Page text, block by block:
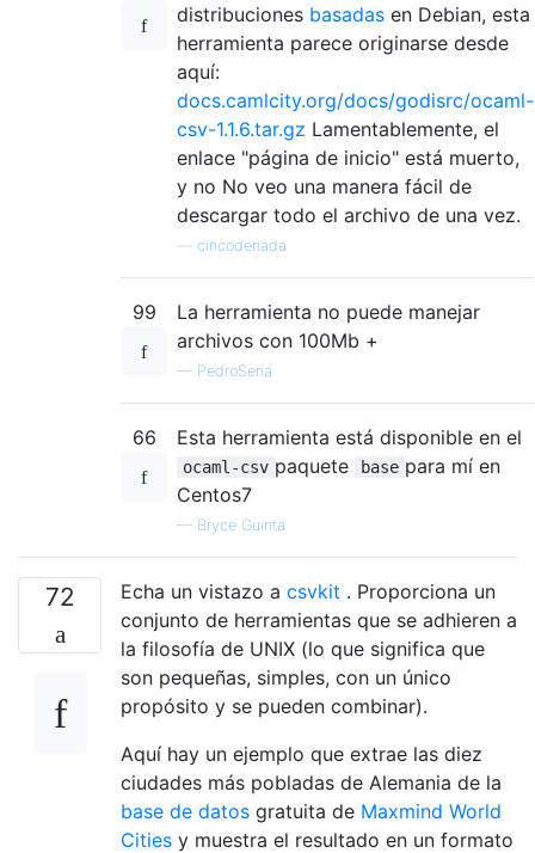
distribuciones basadas en Debian, esta
herramienta parece originarse desde
aquí:
docs.camlcity.org/docs/godisrc/ocaml-
csv-1.1.6.tar.gz Lamentablemente, el
enlace "página de inicio" está muerto,
y no No veo una manera fácil de
descargar todo el archivo de una vez.
cincodenada
99
La herramienta no puede manejar
archivos con 100Mb +
— PedroSena
66 Esta herramienta está disponible en el
ocaml-csv paquete base para mí en
Centos7
— Bryce Guinta
72 Echa un vistazo a csvkit . Proporciona un
conjunto de herramientas que se adhieren a
la filosofía de UNIX (lo que significa que
son pequeñas, simples, con un único
propósito y se pueden combinar).
Aquí hay un ejemplo que extrae las diez
ciudades más pobladas de Alemania de la
base de datos gratuita de Maxmind World
Cities y muestra el resultado en un formato